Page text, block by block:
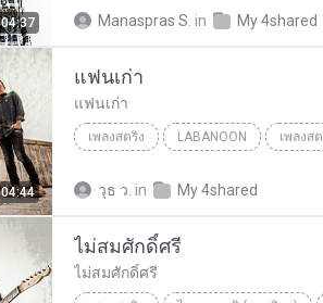
04:37 Manaspras S. in My 4shared
04:44
แฟนเก่า
แฟนเก่า
เพลงสตริง LABANOON เพลงส
วุธ ว. in My 4shared
ไม่สมศักดิ์ศรี
ไม่สมศักดิ์ศรี